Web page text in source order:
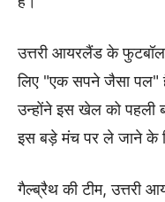
उत्तरी आयरलैंड के
लिए "एक सपने जैसा पल"
उन्होंने इस खेल को पहली
इस बड़े मंच पर ले जाने के
गैल्ब्रैथ की टीम, उत्तरी